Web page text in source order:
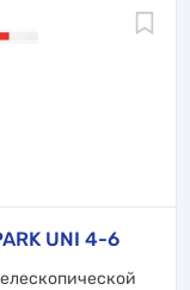
UNI 4-6